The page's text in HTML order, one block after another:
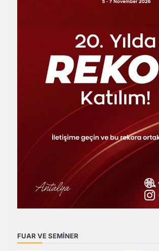
FUAR VE SEMİNER